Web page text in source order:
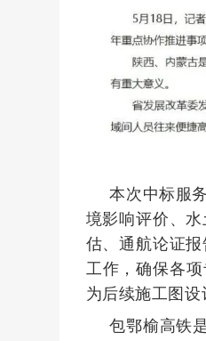
本次中标服
境影响评价、
估、通航论证
工作，确保各
为后续施工图设
包鄂榆高铁